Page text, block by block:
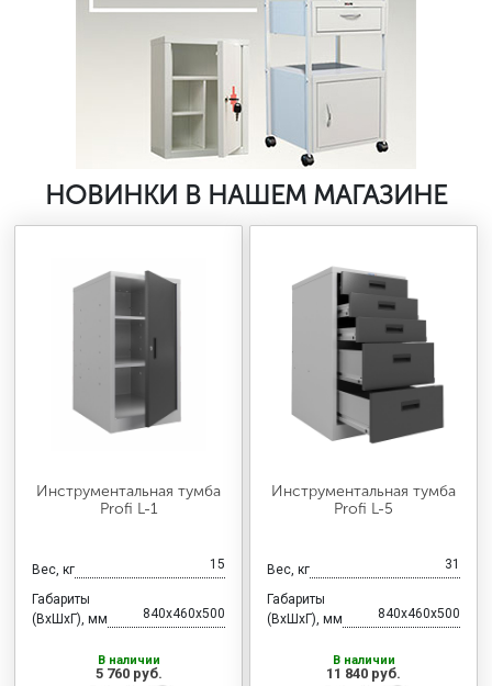
НОВИНКИ В НАШЕМ МАГАЗИНЕ
Инструментальная тумба
Profi L-1
Вес, кг 15
Габариты
(ВхШхГ), мм
840x460x500
В наличии
5 760 руб.
Инструментальная тумба
Profi L-5
Вес, кг 31
Габариты
(ВхШхГ), мм
840x460x500
В наличии
11 840 руб.